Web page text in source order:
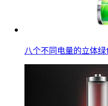
八个不同电量的立体